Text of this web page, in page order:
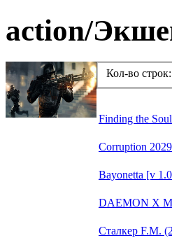
action/
Кол-во строк:
Finding the
Corruption 2029
Bayonetta [v
DAEMON X
Сталкер F.M.